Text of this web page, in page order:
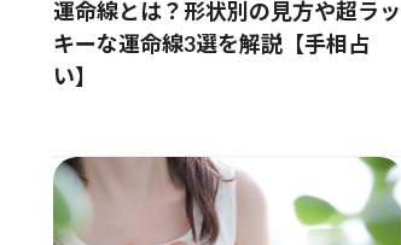
運命線とは？形状別の見方や超ラッ
キーな運命線3選を解説【手相占
い】